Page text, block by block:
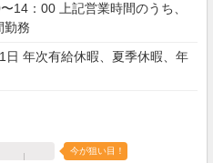
時間のうち、
勤務
日 年次有給休暇、夏季休暇、年
今が狙い目！